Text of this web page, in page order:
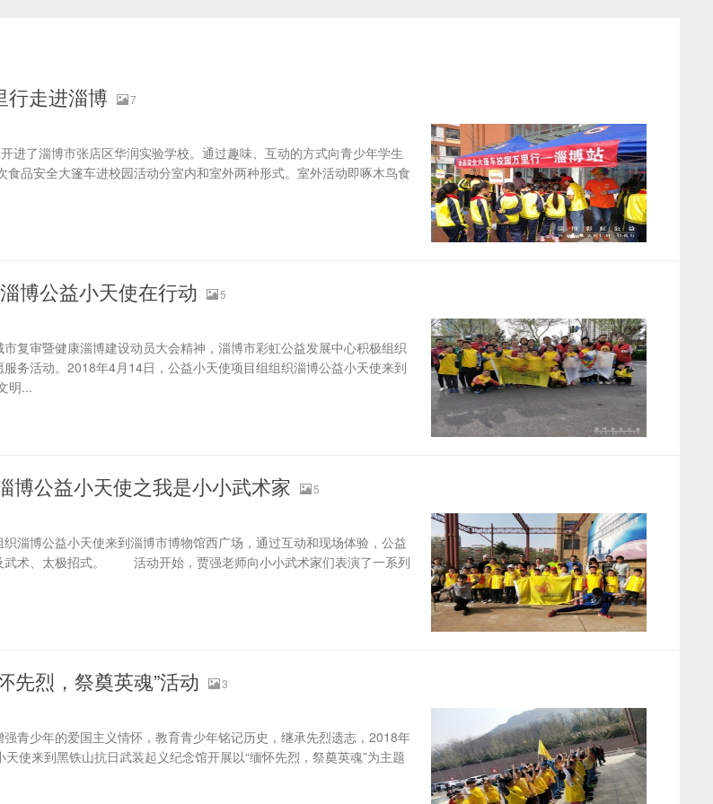
行走进淄博
7
了淄博市张店区华润实验学校。通过趣味、互动的方式向青少年学生
安全大篷车进校园活动分室内和室外两种形式。室外活动即啄木鸟食
博公益小天使在行动
5
审暨健康淄博建设动员大会精神，淄博市彩虹公益发展中心积极组织
务活动。2018年4月14日，公益小天使项目组组织淄博公益小天使来到
明...
博公益小天使之我是小小武术家
5
博公益小天使来到淄博市博物馆西广场，通过互动和现场体验，公益
武术、太极招式。 活动开始，贾强老师向小小武术家们表演了一系列
先烈，祭奠英魂”活动
3
少年的爱国主义情怀，教育青少年铭记历史，继承先烈遗志，2018年
使来到黑铁山抗日武装起义纪念馆开展以“缅怀先烈，祭奠英魂”为主题